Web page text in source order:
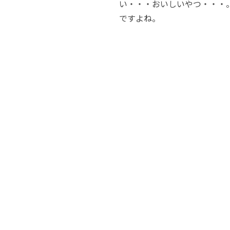
い・・・おいしいやつ・・・
ですよね。